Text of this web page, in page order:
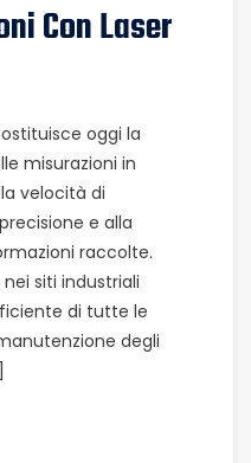
Con Laser
oggi la
misurazioni in
velocità di
e alla
raccolte.
siti industriali
di tutte le
degli